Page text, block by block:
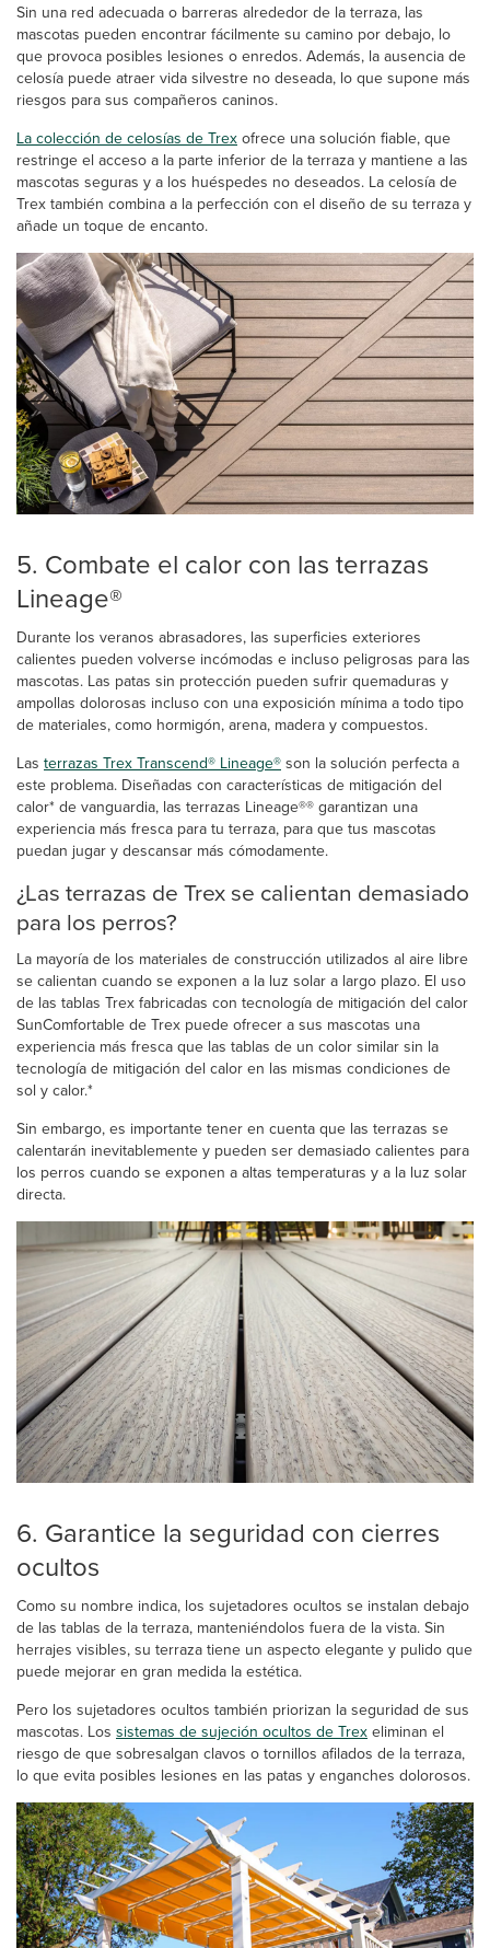
Sin una red adecuada o barreras alrededor de la terraza, las
mascotas pueden encontrar fácilmente su camino por debajo, lo
que provoca posibles lesiones o enredos. Además, la ausencia de
celosía puede atraer vida silvestre no deseada, lo que supone más
riesgos para sus compañeros caninos.
La colección de celosías de Trex ofrece una solución fiable, que
restringe el acceso a la parte inferior de la terraza y mantiene a las
mascotas seguras y a los huéspedes no deseados. La celosía de
Trex también combina a la perfección con el diseño de su terraza y
añade un toque de encanto.
5. Combate el calor con las terrazas
Lineage®
Durante los veranos abrasadores, las superficies exteriores
calientes pueden volverse incómodas e incluso peligrosas para las
mascotas. Las patas sin protección pueden sufrir quemaduras y
ampollas dolorosas incluso con una exposición mínima a todo tipo
de materiales, como hormigón, arena, madera y compuestos.
Las terrazas Trex Transcend® Lineage® son la solución perfecta a
este problema. Diseñadas con características de mitigación del
calor* de vanguardia, las terrazas Lineage®® garantizan una
experiencia más fresca para tu terraza, para que tus mascotas
puedan jugar y descansar más cómodamente.
¿Las terrazas de Trex se calientan demasiado
para los perros?
La mayoría de los materiales de construcción utilizados al aire libre
se calientan cuando se exponen a la luz solar a largo plazo. El uso
de las tablas Trex fabricadas con tecnología de mitigación del calor
SunComfortable de Trex puede ofrecer a sus mascotas una
experiencia más fresca que las tablas de un color similar sin la
tecnología de mitigación del calor en las mismas condiciones de
sol y calor.*
Sin embargo, es importante tener en cuenta que las terrazas se
calentarán inevitablemente y pueden ser demasiado calientes para
los perros cuando se exponen a altas temperaturas y a la luz solar
directa.
6. Garantice la seguridad con cierres
ocultos
Como su nombre indica, los sujetadores ocultos se instalan debajo
de las tablas de la terraza, manteniéndolos fuera de la vista. Sin
herrajes visibles, su terraza tiene un aspecto elegante y pulido que
puede mejorar en gran medida la estética.
Pero los sujetadores ocultos también priorizan la seguridad de sus
mascotas. Los sistemas de sujeción ocultos de Trex eliminan el
riesgo de que sobresalgan clavos o tornillos afilados de la terraza,
lo que evita posibles lesiones en las patas y enganches dolorosos.